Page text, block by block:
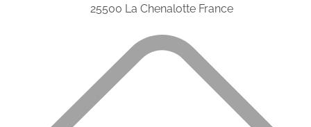
25500 La Chenalotte France